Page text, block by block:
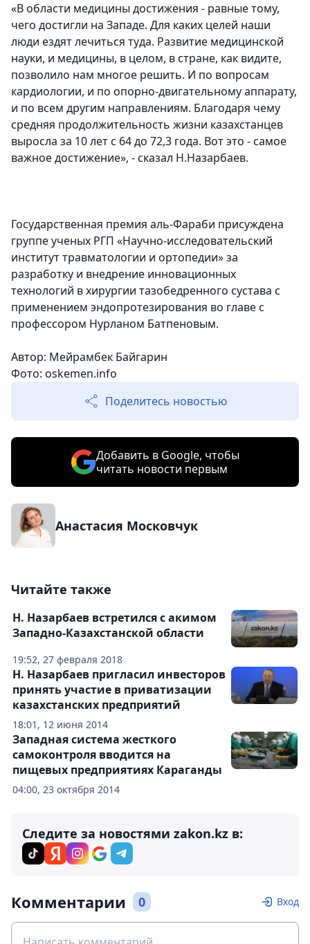
«В области медицины достижения - равные тому,
чего достигли на Западе. Для каких целей наши
люди ездят лечиться туда. Развитие медицинской
науки, и медицины, в целом, в стране, как видите,
позволило нам многое решить. И по вопросам
кардиологии, и по опорно-двигательному аппарату,
и по всем другим направлениям. Благодаря чему
средняя продолжительность жизни казахстанцев
выросла за 10 лет с 64 до 72,3 года. Вот это - самое
важное достижение», - сказал Н.Назарбаев.
Государственная премия аль-Фараби присуждена
группе ученых РГП «Научно-исследовательский
институт травматологии и ортопедии» за
разработку и внедрение инновационных
технологий в хирургии тазобедренного сустава с
применением эндопротезирования во главе с
профессором Нурланом Батпеновым.
Автор: Мейрамбек Байгарин
Фото: oskemen.info
Поделитесь новостью
Добавить в Google, чтобы
читать новости первым
Анастасия Московчук
Читайте также
19:52, 27 февраля 2018
Н. Назарбаев встретился с акимом
Западно-Казахстанской области
18:01, 12 июня 2014
Н. Назарбаев пригласил инвесторов
принять участие в приватизации
казахстанских предприятий
04:00, 23 октября 2014
Западная система жесткого
самоконтроля вводится на
пищевых предприятиях Караганды
Следите за новостями zakon.kz в:
Комментарии 0 Вход